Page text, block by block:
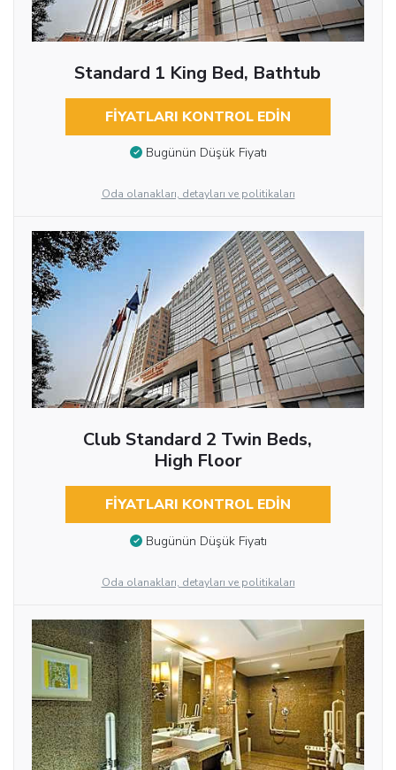
Standard 1 King Bed, Bathtub
FIYATLARI KONTROL EDIN
Bugünün Düşük Fiyatı
Oda olanakları, detayları ve politikaları
Club Standard 2 Twin Beds,
High Floor
FIYATLARI KONTROL EDIN
Bugünün Düşük Fiyatı
Oda olanakları, detayları ve politikaları